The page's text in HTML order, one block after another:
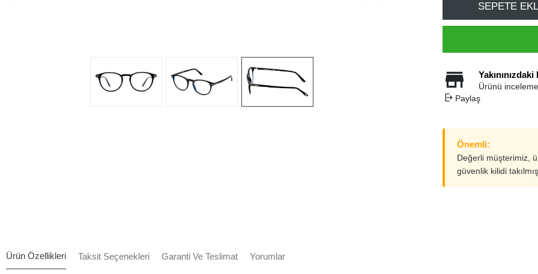
SEPETE
Ürünü
Paylaş
Önemli:
Değerli müşterimiz,
güvenlik kilidi
Ürün Özellikleri Taksit Seçenekleri Garanti Ve Teslimat Yorumlar